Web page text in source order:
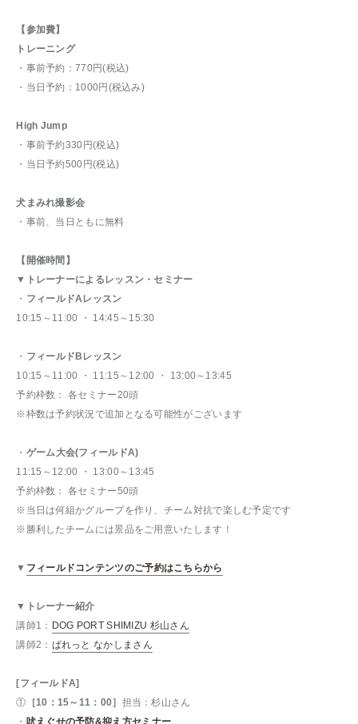
【参加費】
トレーニング
・事前予約：770円(税込)
・当日予約：1000円(税込み)
High Jump
・事前予約330円(税込)
・当日予約500円(税込)
犬まみれ撮影会
・事前、当日ともに無料
【開催時間】
▼トレーナーによるレッスン・セミナー
・ フィールドAレッスン
10:15～11:00 ・ 14:45～15:30
・ フィールドBレッスン
10:15～11:00 ・ 11:15～12:00 ・ 13:00～13:45
予約枠数： 各セミナー20頭
※枠数は予約状況で追加となる可能性がございます
・ ゲーム大会(フィールドA)
11:15～12:00 ・ 13:00～13:45
予約枠数： 各セミナー50頭
※当日は何組かグループを作り、チーム対抗で楽しむ予定です
※勝利したチームには景品をご用意いたします！
▼ フィールドコンテンツのご予約はこちらから
▼トレーナー紹介
講師1： DOG PORT SHIMIZU 杉山さん
講師2： ぱれっと なかしまさん
[フィールドA]
① ［10：15～11：00］ 担当：杉山さん
・ 吠えぐせの予防&抑え方セミナー